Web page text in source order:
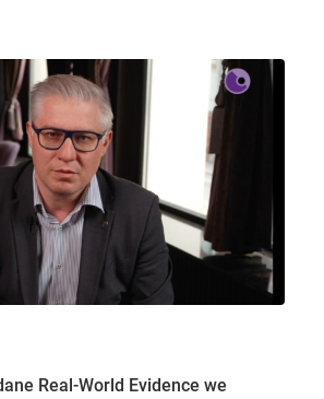
Real-World Evidence we